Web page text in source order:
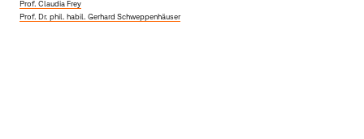
Prof. Claudia Frey
Prof. Dr. phil. habil. Gerhard Schweppenhäuser